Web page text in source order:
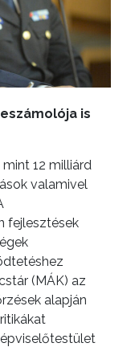
is
12 milliárd
valamivel
fejlesztések
(MÁK) az
alapján